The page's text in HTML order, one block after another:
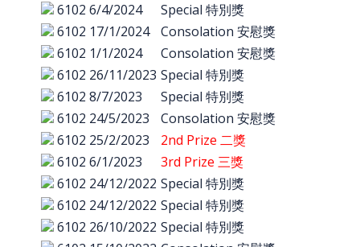
6102 6/4/2024
Special 特別獎
6102 17/1/2024
Consolation 安慰獎
6102 1/1/2024
Consolation 安慰獎
6102 26/11/2023 Special 特別獎
6102 8/7/2023
Special 特別獎
6102 24/5/2023
Consolation 安慰獎
6102 25/2/2023
2nd Prize 二獎
6102 6/1/2023
3rd Prize 三獎
6102 24/12/2022 Special 特別獎
6102 24/12/2022 Special 特別獎
6102 26/10/2022 Special 特別獎